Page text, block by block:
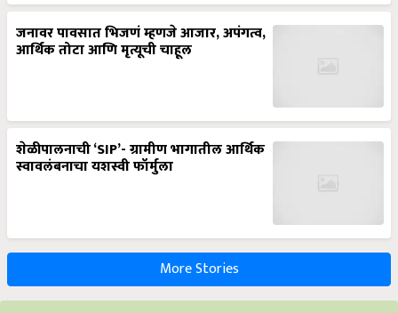
जनावर पावसात भिजणं म्हणजे आजार, अपंगत्व,
आर्थिक तोटा आणि मृत्यूची चाहूल
शेळीपालनाची ‘SIP’- ग्रामीण भागातील आर्थिक
स्वावलंबनाचा यशस्वी फॉर्मुला
More Stories